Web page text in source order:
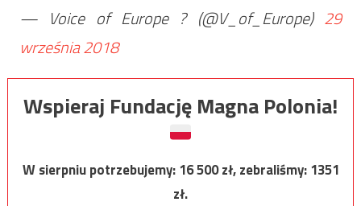
— Voice of Europe ? (@V_of_Europe) 29
września 2018
Wspieraj Fundację Magna Polonia!
W sierpniu potrzebujemy:16 500zł, zebraliśmy:1351
zł.